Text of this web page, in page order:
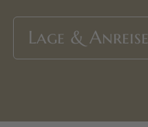
Lage & Anreise